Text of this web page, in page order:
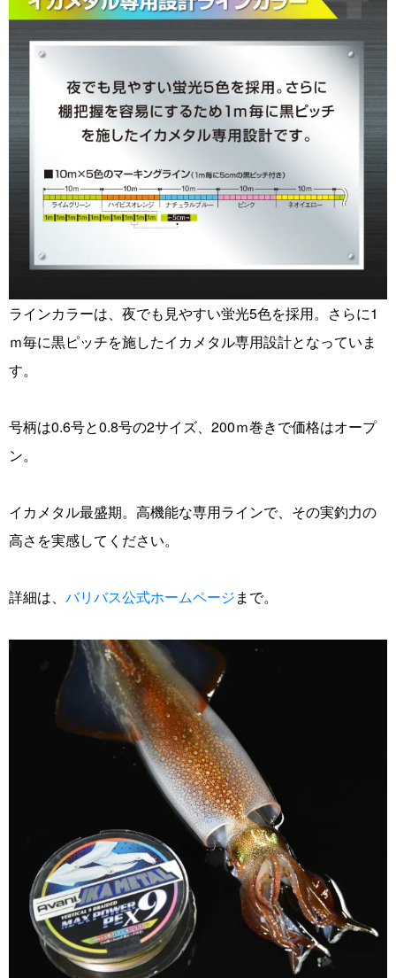
ラインカラーは、夜でも見やすい蛍光5色を採用。さらに1
ｍ毎に黒ピッチを施したイカメタル専用設計となっていま
す。
号柄は0.6号と0.8号の2サイズ、200ｍ巻きで価格はオープ
ン。
イカメタル最盛期。高機能な専用ラインで、その実釣力の
高さを実感してください。
詳細は、 バリバス公式ホームページまで。